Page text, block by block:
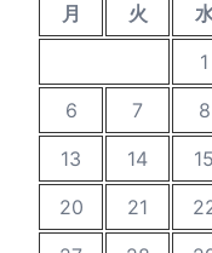
月 火
1
6
7 8
13
14 15
20
21